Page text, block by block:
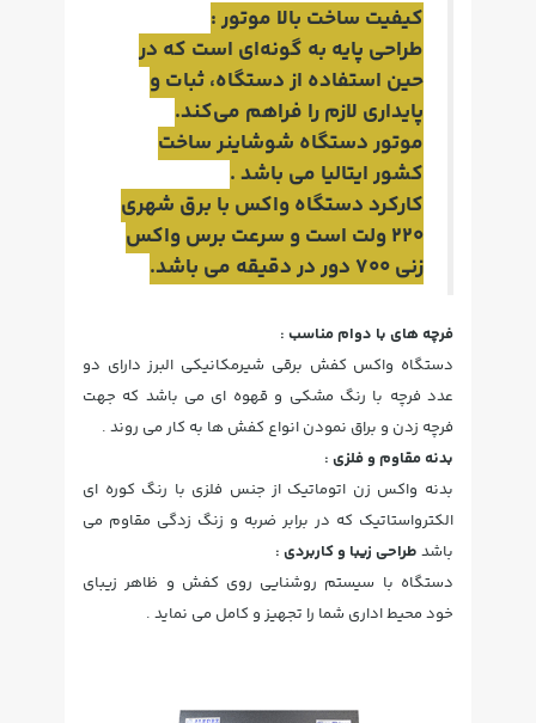
کیفیت ساخت بالا موتور :
طراحی پایه به گونه‌ای است که در
حین استفاده از دستگاه، ثبات و
پایداری لازم را فراهم می‌کند.
موتور دستگاه شوشاینر ساخت
کشور ایتالیا می باشد .
کارکرد دستگاه واکس با برق شهری
220 ولت است و سرعت برس واکس
زنی 700 دور در دقیقه می باشد.
فرچه های با دوام مناسب :
دستگاه واکس کفش برقی شیرمکانیکی البرز دارای دو
عدد فرچه با رنگ مشکی و قهوه ای می باشد که جهت
فرچه زدن و براق نمودن انواع کفش ها به کار می روند .
بدنه مقاوم و فلزی :
بدنه واکس زن اتوماتیک از جنس فلزی با رنگ کوره ای
الکترواستاتیک که در برابر ضربه و زنگ زدگی مقاوم می
باشد طراحی زیبا و کاربردی :
دستگاه با سیستم روشنایی روی کفش و ظاهر زیبای
خود محیط اداری شما را تجهیز و کامل می نماید .